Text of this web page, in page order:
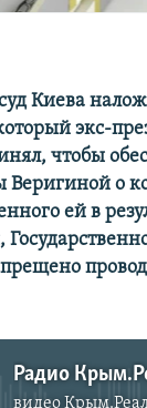
Киева
экс-
чтобы
Веригиной о
ей в
видео